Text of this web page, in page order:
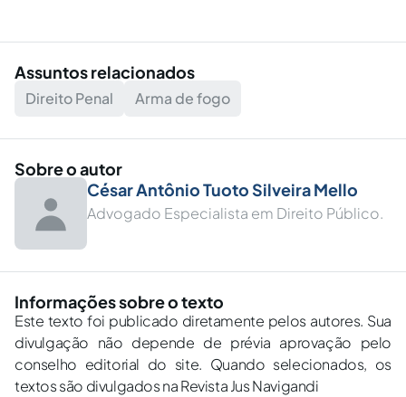
Assuntos relacionados
Direito Penal Arma de fogo
Sobre o autor
César Antônio Tuoto Silveira Mello
Advogado Especialista em Direito Público.
Informações sobre o texto
Este texto foi publicado diretamente pelos autores. Sua
divulgação não depende de prévia aprovação pelo
conselho editorial do site. Quando selecionados, os
textos são divulgados na Revista Jus Navigandi